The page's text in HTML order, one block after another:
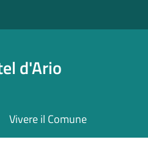
d'Ario
Vivere il Comune